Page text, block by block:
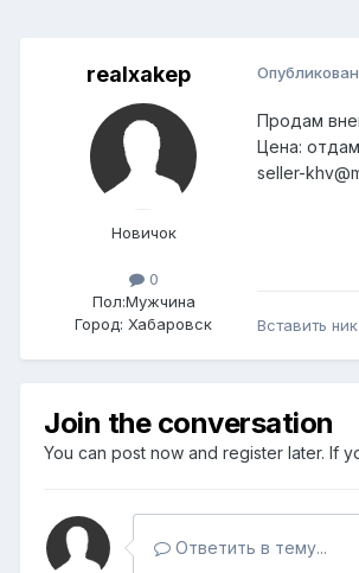
realxakep
Новичок
0
Пол:Мужчина
Город: Хабаровск
Продам
Цена:
seller-
Вставить ник
Join the conversation
You can post now and register later. If
Ответить в тему...